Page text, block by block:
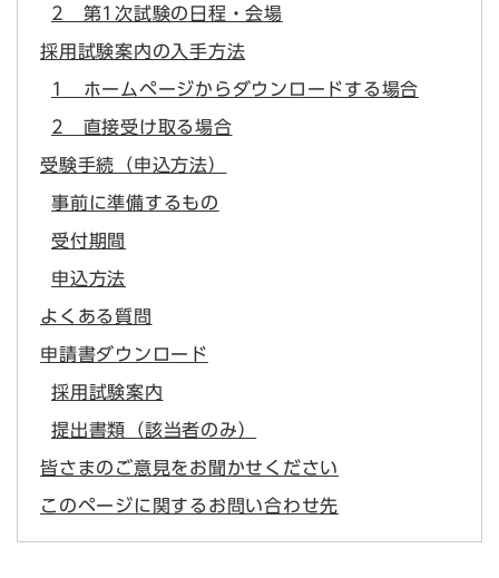
2 第1次試験の日程・会場
採用試験案内の入手方法
1 ホームページからダウンロードする場合
2 直接受け取る場合
受験手続（申込方法）
事前に準備するもの
受付期間
申込方法
よくある質問
申請書ダウンロード
採用試験案内
提出書類（該当者のみ）
皆さまのご意見をお聞かせください
このページに関するお問い合わせ先